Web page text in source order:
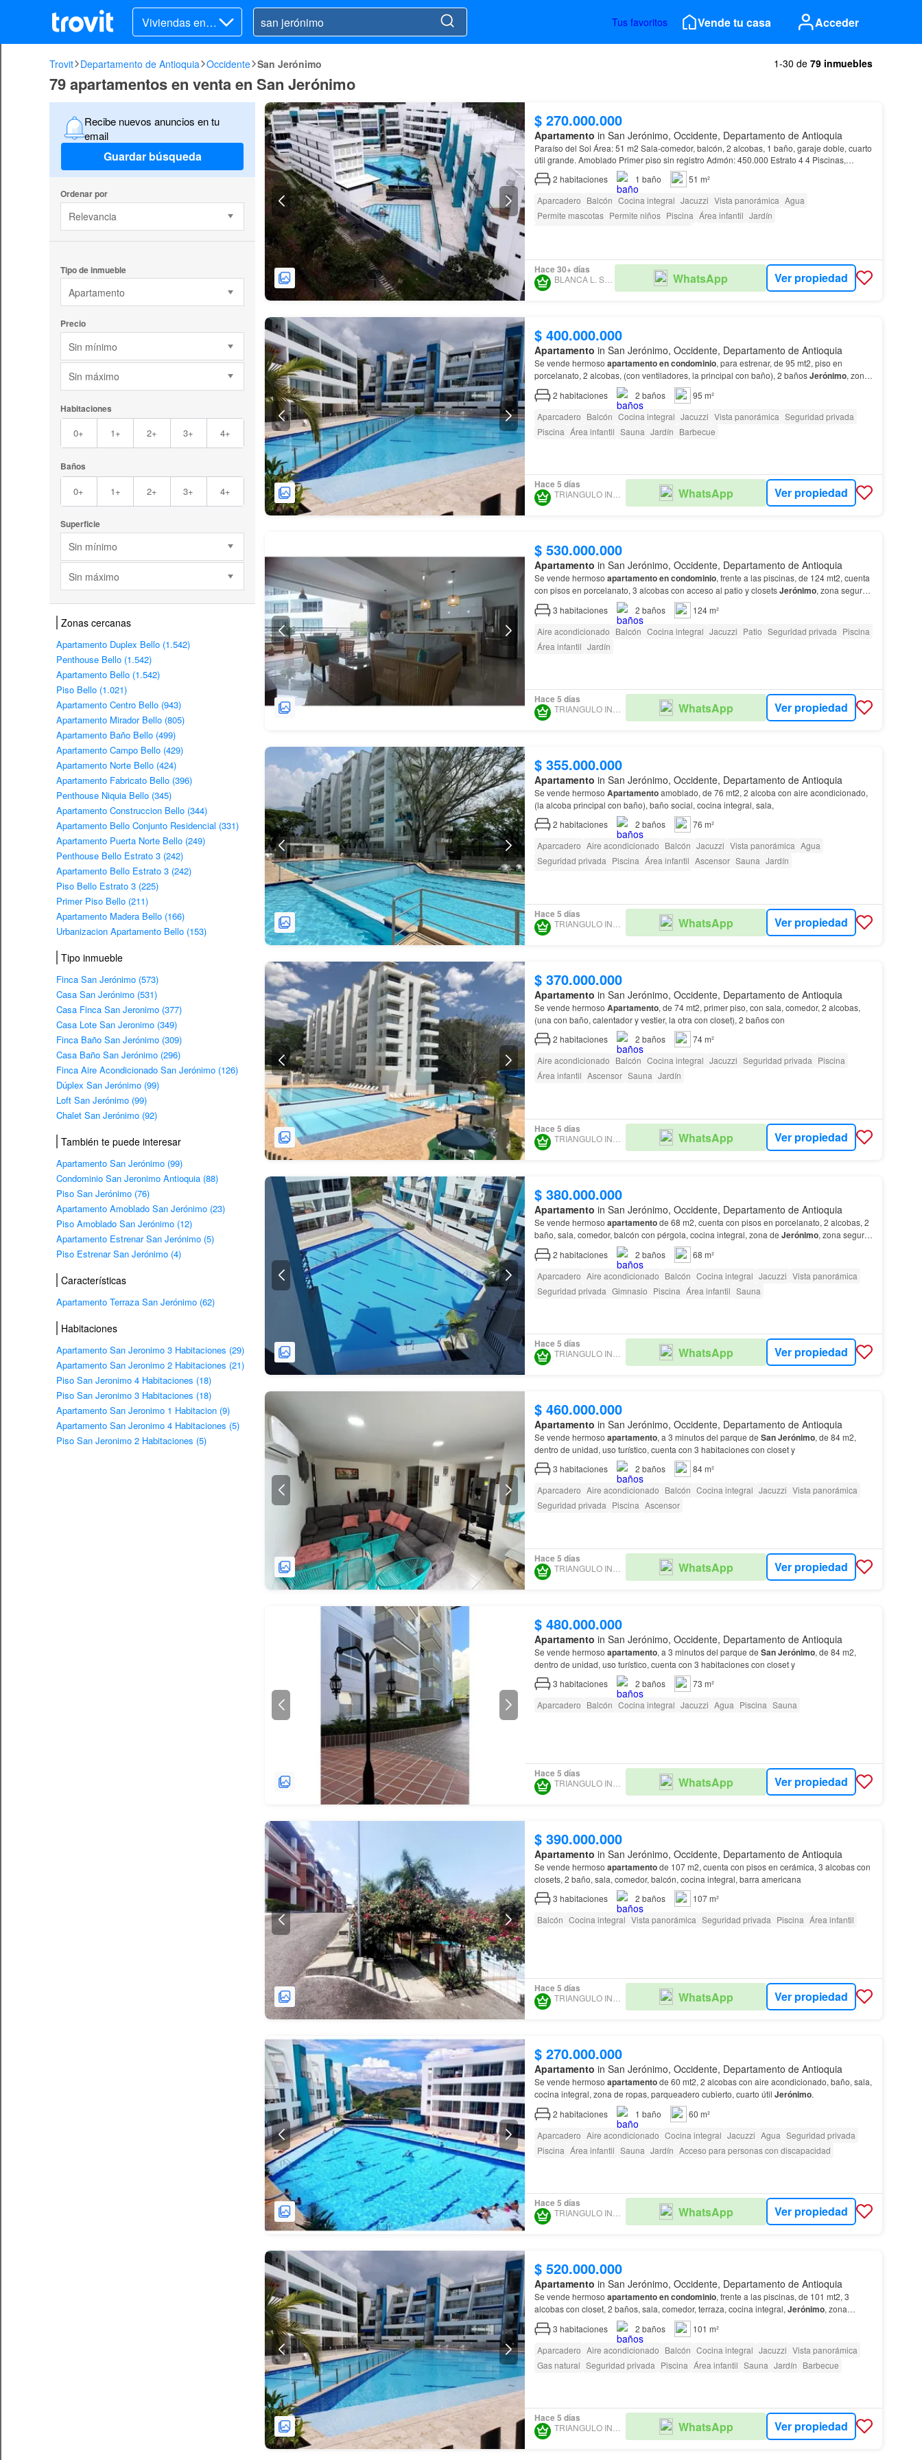
Viviendas en v
enta
Tus favoritos Vende tu casa Acceder
Trovit Departamento de Antioquia Occidente San Jerónimo 1-30 de 79 inmuebles
79 apartamentos en venta en San Jerónimo
Recibe nuevos anuncios en tu
email
Guardar búsqueda
Ordenar por
Relevancia
Tipo de inmueble
Apartamento
Precio
Sin mínimo
Sin máximo
Habitaciones
0+ 1+ 2+ 3+ 4+
Baños
0+ 1+ 2+ 3+ 4+
Superficie
Sin mínimo
Sin máximo
Zonas cercanas
Apartamento Duplex Bello (1.542)
Penthouse Bello (1.542)
Apartamento Bello (1.542)
Piso Bello (1.021)
Apartamento Centro Bello (943)
Apartamento Mirador Bello (805)
Apartamento Baño Bello (499)
Apartamento Campo Bello (429)
Apartamento Norte Bello (424)
Apartamento Fabricato Bello (396)
Penthouse Niquia Bello (345)
Apartamento Construccion Bello (344)
Apartamento Bello Conjunto Residencial (331)
Apartamento Puerta Norte Bello (249)
Penthouse Bello Estrato 3 (242)
Apartamento Bello Estrato 3 (242)
Piso Bello Estrato 3 (225)
Primer Piso Bello (211)
Apartamento Madera Bello (166)
Urbanizacion Apartamento Bello (153)
Tipo inmueble
Finca San Jerónimo (573)
Casa San Jerónimo (531)
Casa Finca San Jeronimo (377)
Casa Lote San Jeronimo (349)
Finca Baño San Jerónimo (309)
Casa Baño San Jerónimo (296)
Finca Aire Acondicionado San Jerónimo (126)
Dúplex San Jerónimo (99)
Loft San Jerónimo (99)
Chalet San Jerónimo (92)
También te puede interesar
Apartamento San Jerónimo (99)
Condominio San Jeronimo Antioquia (88)
Piso San Jerónimo (76)
Apartamento Amoblado San Jerónimo (23)
Piso Amoblado San Jerónimo (12)
Apartamento Estrenar San Jerónimo (5)
Piso Estrenar San Jerónimo (4)
Características
Apartamento Terraza San Jerónimo (62)
Habitaciones
Apartamento San Jeronimo 3 Habitaciones (29)
Apartamento San Jeronimo 2 Habitaciones (21)
Piso San Jeronimo 4 Habitaciones (18)
Piso San Jeronimo 3 Habitaciones (18)
Apartamento San Jeronimo 1 Habitacion (9)
Apartamento San Jeronimo 4 Habitaciones (5)
Piso San Jeronimo 2 Habitaciones (5)
$ 270.000.000
Apartamento in San Jerónimo, Occidente, Departamento de Antioquia
Paraíso del Sol Área: 51 m2 Sala-comedor, balcón, 2 alcobas, 1 baño, garaje doble, cuarto
útil grande. Amoblado Primer piso sin registro Admón: 450.000 Estrato 4 4 Piscinas,
jacuzzi, sauna Precio: 270 millones negociables
2 habitaciones 1 baño
51 m²
Aparcadero Balcón Cocina integral Jacuzzi Vista panorámica Agua
Permite mascotas Permite niños Piscina Área infantil Jardín
Hace 30+ días
BLANCA L. SUESCÚN WhatsApp Ver propiedad
$ 400.000.000
Apartamento in San Jerónimo, Occidente, Departamento de Antioquia
Se vende hermoso apartamento en condominio, para estrenar, de 95 mt2, piso en
porcelanato, 2 alcobas, (con ventiladores, la principal con baño), 2 bañosJerónimo, zona
segura, tranquila, turística y de alta valorización.…
2 habitaciones 2 baños
95 m²
Aparcadero Balcón Cocina integral Jacuzzi Vista panorámica Seguridad privada
Piscina Área infantil Sauna Jardín Barbecue
Hace 5 días
TRIANGULO INMOBILIARIO WhatsApp Ver propiedad
$ 530.000.000
Apartamento in San Jerónimo, Occidente, Departamento de Antioquia
Se vende hermoso apartamento en condominio, frente a las piscinas, de 124 mt2, cuenta
con pisos en porcelanato, 3 alcobas con acceso al patio y closetsJerónimo, zona segura,
tranquila, turística y de alta valorización.…
3 habitaciones 2 baños
124 m²
Aire acondicionado Balcón Cocina integral Jacuzzi Patio Seguridad privada Piscina
Área infantil Jardín
Hace 5 días
TRIANGULO INMOBILIARIO WhatsApp Ver propiedad
$ 355.000.000
Apartamento in San Jerónimo, Occidente, Departamento de Antioquia
Se vende hermoso Apartamentoamoblado, de 76 mt2, 2 alcoba con aire acondicionado,
(la alcoba principal con baño), baño social, cocina integral, sala,
2 habitaciones 2 baños
76 m²
Aparcadero Aire acondicionado Balcón Jacuzzi Vista panorámica Agua
Seguridad privada Piscina Área infantil Ascensor Sauna Jardín
Hace 5 días
TRIANGULO INMOBILIARIO WhatsApp Ver propiedad
$ 370.000.000
Apartamento in San Jerónimo, Occidente, Departamento de Antioquia
Se vende hermoso Apartamento, de 74 mt2, primer piso, con sala, comedor, 2 alcobas,
(una con baño, calentador y vestier, la otra con closet), 2 baños con
2 habitaciones 2 baños
74 m²
Aire acondicionado Balcón Cocina integral Jacuzzi Seguridad privada Piscina
Área infantil Ascensor Sauna Jardín
Hace 5 días
TRIANGULO INMOBILIARIO WhatsApp Ver propiedad
$ 380.000.000
Apartamento in San Jerónimo, Occidente, Departamento de Antioquia
Se vende hermoso apartamentode 68 m2, cuenta con pisos en porcelanato, 2 alcobas, 2
baño, sala, comedor, balcón con pérgola, cocina integral, zona de Jerónimo, zona segura,
tranquila, turística y de alta valorización.…
2 habitaciones 2 baños
68 m²
Aparcadero Aire acondicionado Balcón Cocina integral Jacuzzi Vista panorámica
Seguridad privada Gimnasio Piscina Área infantil Sauna
Hace 5 días
TRIANGULO INMOBILIARIO WhatsApp Ver propiedad
$ 460.000.000
Apartamento in San Jerónimo, Occidente, Departamento de Antioquia
Se vende hermoso apartamento, a 3 minutos del parque de SanJerónimo, de 84 m2,
dentro de unidad, uso turístico, cuenta con 3 habitaciones con closet y
3 habitaciones 2 baños
84 m²
Aparcadero Aire acondicionado Balcón Cocina integral Jacuzzi Vista panorámica
Seguridad privada Piscina Ascensor
Hace 5 días
WhatsApp Ver propiedad
$ 480.000.000
Apartamento in San Jerónimo, Occidente, Departamento de Antioquia
Se vende hermoso apartamento, a 3 minutos del parque de SanJerónimo, de 84 m2,
dentro de unidad, uso turístico, cuenta con 3 habitaciones con closet y
3 habitaciones 2 baños
73 m²
Aparcadero Balcón Cocina integral Jacuzzi Agua Piscina Sauna
Hace 5 días
WhatsApp Ver propiedad
$ 390.000.000
Apartamento in San Jerónimo, Occidente, Departamento de Antioquia
Se vende hermoso apartamentode 107 m2, cuenta con pisos en cerámica, 3 alcobas con
closets, 2 baño, sala, comedor, balcón, cocina integral, barra americana
3 habitaciones 2 baños
107 m²
Balcón Cocina integral Vista panorámica Seguridad privada Piscina Área infantil
Hace 5 días
WhatsApp Ver propiedad
$ 270.000.000
Apartamento in San Jerónimo, Occidente, Departamento de Antioquia
Se vende hermoso apartamentode 60 mt2, 2 alcobas con aire acondicionado, baño, sala,
cocina integral, zona de ropas, parqueadero cubierto, cuarto útil Jerónimo.
2 habitaciones 1 baño
60 m²
Aparcadero Aire acondicionado Cocina integral Jacuzzi Agua Seguridad privada
Piscina Área infantil Sauna Jardín Acceso para personas con discapacidad
Hace 5 días
WhatsApp Ver propiedad
$ 520.000.000
Apartamento in San Jerónimo, Occidente, Departamento de Antioquia
Se vende hermoso apartamento en condominio, frente a las piscinas, de 101 mt2, 3
alcobas con closet, 2 baños, sala, comedor, terraza, cocina integral, Jerónimo, zona
segura, tranquila, turística y de alta valorización.…
3 habitaciones 2 baños
101 m²
Aparcadero Aire acondicionado Balcón Cocina integral Jacuzzi Vista panorámica
Gas natural Seguridad privada Piscina Área infantil Sauna Jardín Barbecue
Hace 5 días
WhatsApp Ver propiedad